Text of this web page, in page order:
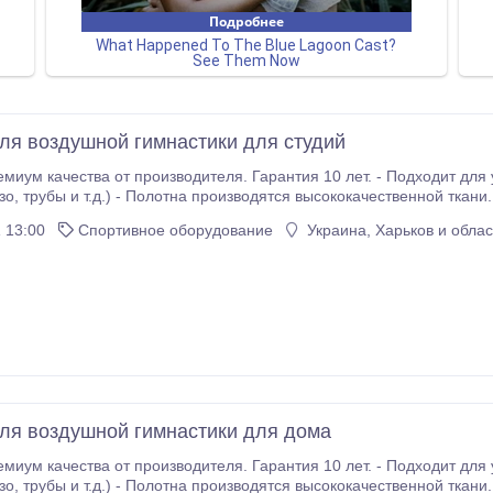
воздушной гимнастики для студий
от производителя. Гарантия 10 лет. - Подходит для установки на любой "твердый" потолок (бетон,
в школах танцев и фитнес клубах по всей Украине - Не забываем учитывать акционные условия для
13:00 Спортивное оборудование Украина, Харьков и
воздушной гимнастики для дома
от производителя. Гарантия 10 лет. - Подходит для установки на любой "твердый" потолок (бетон,